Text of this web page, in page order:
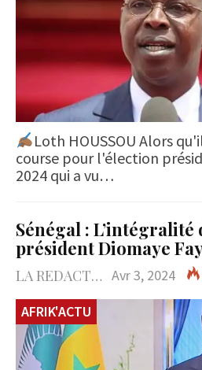
Loth HOUSSOU Alors
course pour l'élection
2024 qui a vu…
Sénégal : L’intégralité
président Diomaye
LA REDACTION Avr 3, 2024
AFRIK'ACTU